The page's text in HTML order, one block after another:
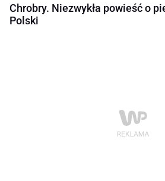
Chrobry. Niezwykła powieść o
Polski